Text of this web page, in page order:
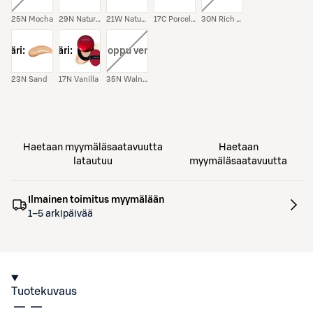
25N Mocha 29N Natural Beige 21W Natural Ivory 17C Porcelain 30N Rich Honey
väri:
23N Sand
väri:
17N Vanilla
väri: , loppu verkosta
35N Walnut
Haetaan myymäläsaatavuutta
latautuu
Haetaan
myymäläsaatavuutta
Ilmainen toimitus myymälään
1–5 arkipäivää
Tuotekuvaus